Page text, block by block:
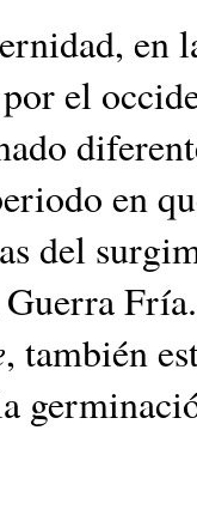
en
el
en
del
, también